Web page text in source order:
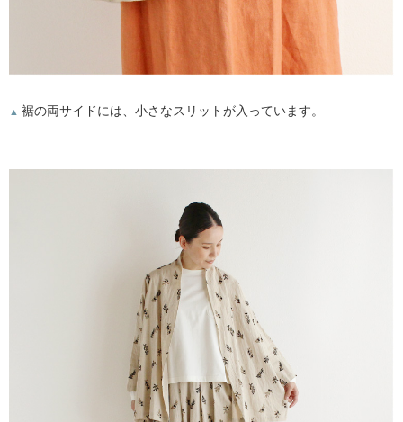
▲ 裾の両サイドには、小さなスリットが入っています。